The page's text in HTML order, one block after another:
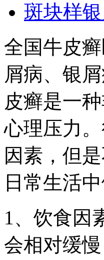
斑块样
全国牛皮
屑病、银
皮癣是一
心理压力
因素，但
日常生活
1、饮食因
会相对缓